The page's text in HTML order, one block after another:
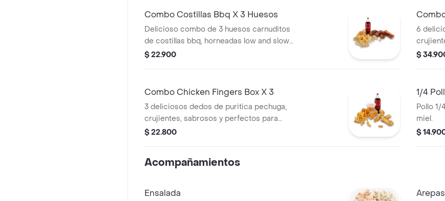
Combo Costillas Bbq X 3 Huesos
Delicioso combo de 3 huesos carnuditos
de costillas bbq, horneadas low and slow,
jugositas, blanditas y con un toque de bbq
$ 22.900
6
picar,
$
Combo Chicken Fingers Box X 3
3 deliciosos dedos de puritica pechuga,
crujientes, sabrosos y perfectos para
picar, acompañados de papas a la
$ 22.800
1/4
Pollo 1/
miel.
$
Acompañamientos
Ensalada